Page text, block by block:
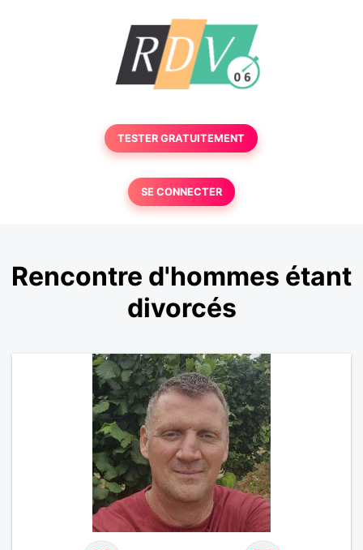
TESTER GRATUITEMENT
SE CONNECTER
Rencontre d'hommes étant
divorcés